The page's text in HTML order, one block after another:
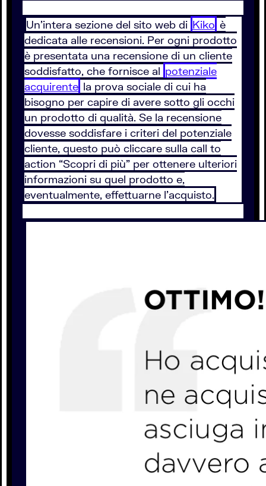
Un’intera sezione del sito web di Kiko è
dedicata alle recensioni. Per ogni prodotto
è presentata una recensione di un cliente
soddisfatto, che fornisce al potenziale
acquirente la prova sociale di cui ha
bisogno per capire di avere sotto gli occhi
un prodotto di qualità. Se la recensione
dovesse soddisfare i criteri del potenziale
cliente, questo può cliccare sulla call to
action “Scopri di più” per ottenere ulteriori
informazioni su quel prodotto e,
eventualmente, effettuarne l’acquisto.